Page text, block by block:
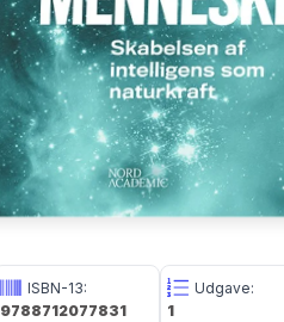
ISBN-13:
9788712077831
Udgave:
1